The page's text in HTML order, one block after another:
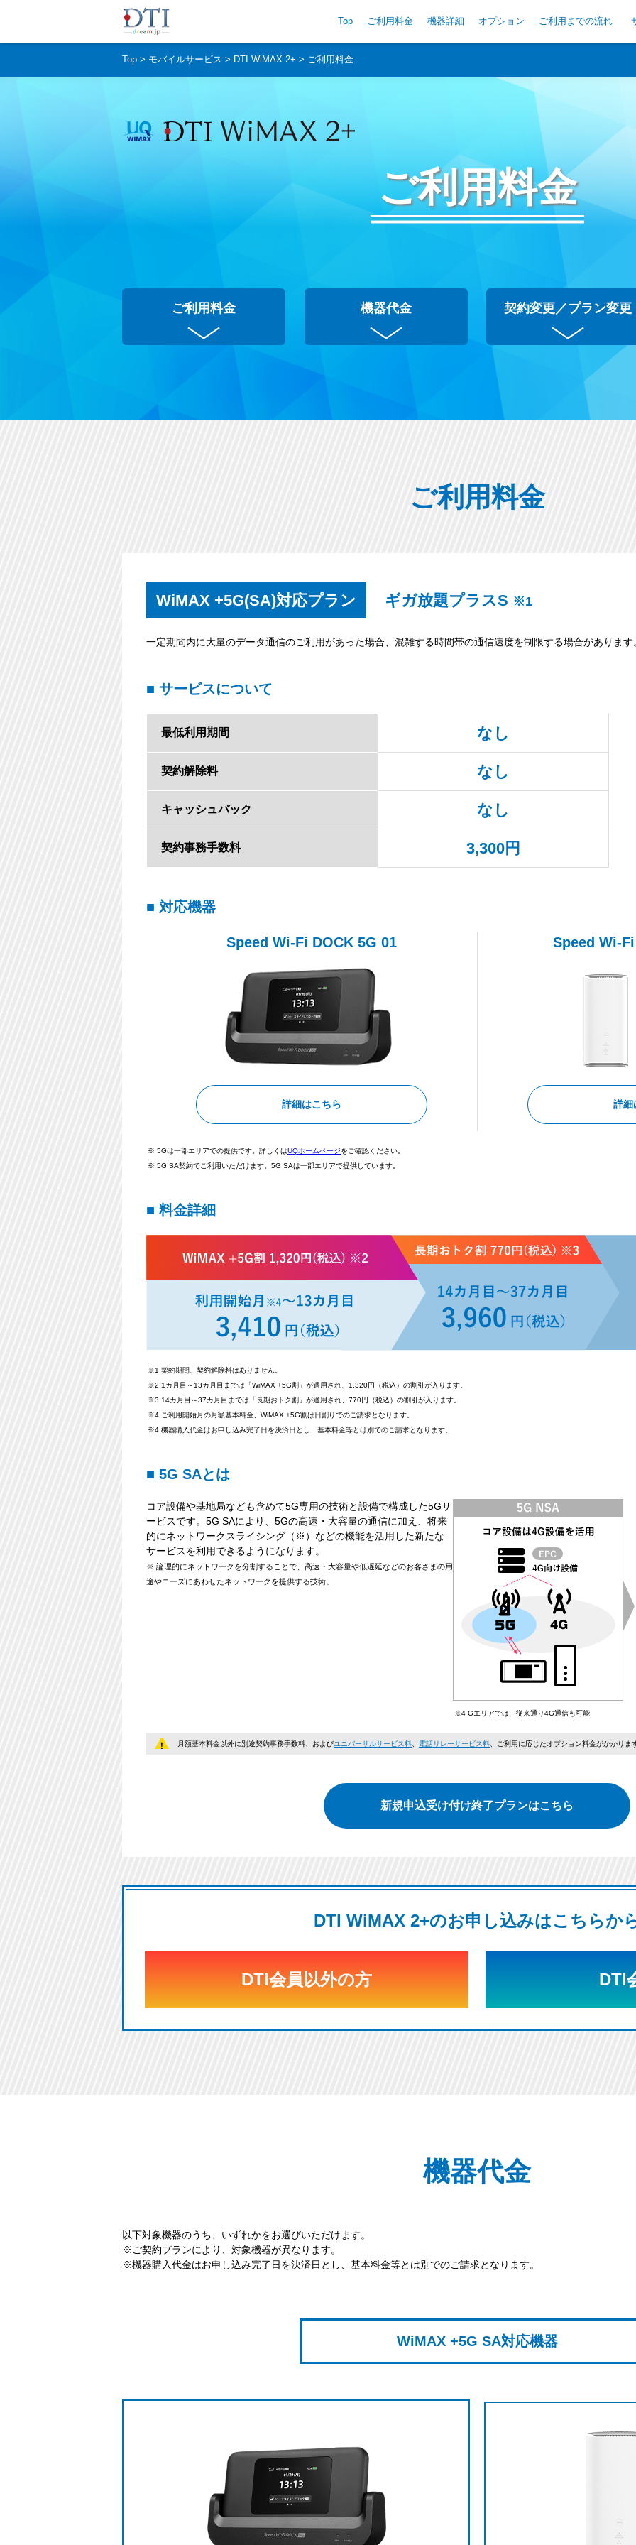
Top ご利用料金 機器詳細 オプション ご利用までの流れ
Top モバイルサービス DTI WiMAX 2+ ご利用料金
ご利用料金
ご利用料金 機器代金 契約変更／プラン変更
ご利用料金
WiMAX +5G(SA)対応プラン ギガ放題プラスS ※1
一定期間内に大量のデータ通信のご利用があった場合、混雑する時間帯の通信速度を制限する場合があります
■ サービスについて
最低利用期間 なし
契約解除料 なし
キャッシュバック なし
契約事務手数料 3,300円
■ 対応機器
Speed Wi-Fi DOCK 5G 01
詳細はこちら
Speed Wi-
詳細
※ 5Gは一部エリアでの提供です。詳しくはUQホームページをご確認ください。
※ 5G SA契約でご利用いただけます。5G SAは一部エリアで提供しています。
■ 料金詳細
※1 契約期間、契約解除料はありません。
※2 1カ月目～13カ月目までは「WiMAX +5G割」が適用され、1,320円（税込）の割引が入ります。
※3 14カ月目～37カ月目までは「長期おトク割」が適用され、770円（税込）の割引が入ります。
※4 ご利用開始月の月額基本料金、WiMAX +5G割は日割りでのご請求となります。
※4 機器購入代金はお申し込み完了日を決済日とし、基本料金等とは別でのご請求となります。
■ 5G SAとは
コア設備や基地局なども含めて5G専用の技術と設備で構成した5Gサ
ービスです。5G SAにより、5Gの高速・大容量の通信に加え、将来
的にネットワークスライシング（※）などの機能を活用した新たな
サービスを利用できるようになります。
※ 論理的にネットワークを分割することで、高速・大容量や低遅延などのお客さまの用
途やニーズにあわせたネットワークを提供する技術。
※4 Gエリアでは、従来通り4G通信も可能
月額基本料金以外に別途契約事務手数料、およびユニバーサルサービス料 電話リレーサービス料 、ご利用に応じたオプション料金がかかりま
新規申込受け付け終了プランはこちら
DTI WiMAX 2+のお申し込みはこちらか
DTI会員以外の方 DTI
機器代金
以下対象機器のうち、いずれかをお選びいただけます。
※ご契約プランにより、対象機器が異なります。
※機器購入代金はお申し込み完了日を決済日とし、基本料金等とは別でのご請求となります。
WiMAX +5G SA対応機器